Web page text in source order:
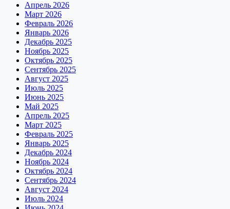
Апрель 2026
Март 2026
Февраль 2026
Январь 2026
Декабрь 2025
Ноябрь 2025
Октябрь 2025
Сентябрь 2025
Август 2025
Июль 2025
Июнь 2025
Май 2025
Апрель 2025
Март 2025
Февраль 2025
Январь 2025
Декабрь 2024
Ноябрь 2024
Октябрь 2024
Сентябрь 2024
Август 2024
Июль 2024